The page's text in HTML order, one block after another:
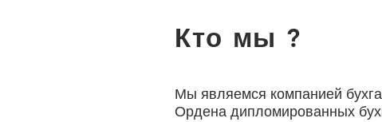
Кто мы ?
Мы являемся компанией
Ордена дипломированных